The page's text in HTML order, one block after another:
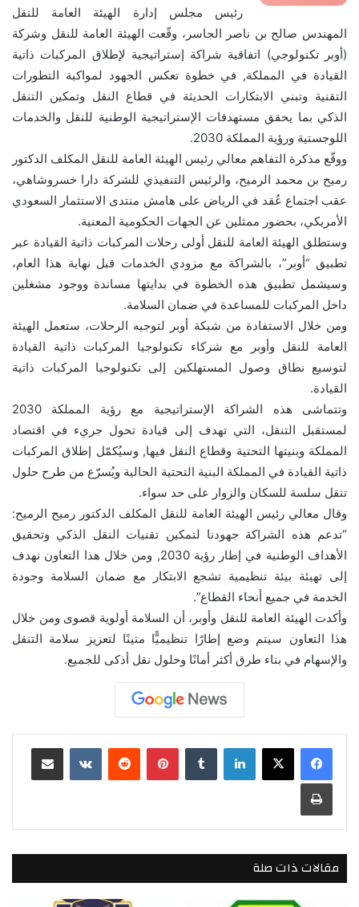
رئيس مجلس إدارة الهيئة العامة للنقل
المهندس صالح بن ناصر الجاسر، وقّعت الهيئة العامة للنقل وشركة
(أوبر تكنولوجي) اتفاقية شراكة إستراتيجية لإطلاق المركبات ذاتية
القيادة في المملكة, في خطوة تعكس الجهود لمواكبة التطورات
التقنية وتبني الابتكارات الحديثة في قطاع النقل وتمكين التنقل
الذكي بما يحقق مستهدفات الإستراتيجية الوطنية للنقل والخدمات
اللوجستية ورؤية المملكة 2030.
ووقّع مذكرة التفاهم معالي رئيس الهيئة العامة للنقل المكلف الدكتور
رميح بن محمد الرميح، والرئيس التنفيذي للشركة دارا خسروشاهي،
عقب اجتماع عُقد في الرياض على هامش منتدى الاستثمار السعودي
الأمريكي، بحضور ممثلين عن الجهات الحكومية المعنية.
وستطلق الهيئة العامة للنقل أولى رحلات المركبات ذاتية القيادة عبر
تطبيق “أوبر”، بالشراكة مع مزودي الخدمات قبل نهاية هذا العام،
وسيشمل تطبيق هذه الخطوة في بدايتها مساندة ووجود مشغلين
داخل المركبات للمساعدة في ضمان السلامة.
ومن خلال الاستفادة من شبكة أوبر لتوجيه الرحلات، ستعمل الهيئة
العامة للنقل وأوبر مع شركاء تكنولوجيا المركبات ذاتية القيادة
لتوسيع نطاق وصول المستهلكين إلى تكنولوجيا المركبات ذاتية
القيادة.
وتتماشى هذه الشراكة الإستراتيجية مع رؤية المملكة 2030
لمستقبل التنقل، التي تهدف إلى قيادة تحول جريء في اقتصاد
المملكة وبنيتها التحتية وقطاع النقل فيها, وسيُكمّل إطلاق المركبات
ذاتية القيادة في المملكة البنية التحتية الحالية ويُسرّع من طرح حلول
تنقل سلسة للسكان والزوار على حد سواء.
وقال معالي رئيس الهيئة العامة للنقل المكلف الدكتور رميح الرميح:
“تدعم هذه الشراكة جهودنا لتمكين تقنيات النقل الذكي وتحقيق
الأهداف الوطنية في إطار رؤية 2030, ومن خلال هذا التعاون نهدف
إلى تهيئة بيئة تنظيمية تشجع الابتكار مع ضمان السلامة وجودة
الخدمة في جميع أنحاء القطاع”.
وأكدت الهيئة العامة للنقل وأوبر، أن السلامة أولوية قصوى ومن خلال
هذا التعاون سيتم وضع إطارًا تنظيميًّا متينًا لتعزيز سلامة التنقل
والإسهام في بناء طرق أكثر أمانًا وحلول نقل أذكى للجميع.
لينكدإن بينتيريست مشاركة عبر البريد
طباعة
مقالات ذات صلة